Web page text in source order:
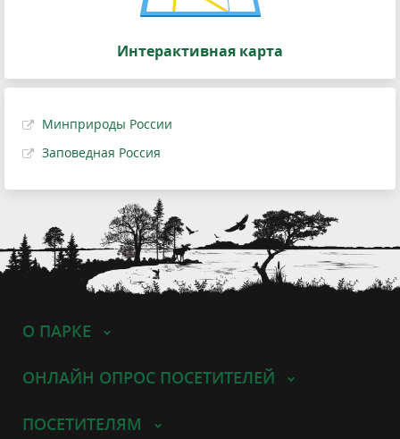
Интерактивная карта
Минприроды России
Заповедная Россия
О ПАРКЕ
ОНЛАЙН ОПРОС ПОСЕТИТЕЛЕЙ
ПОСЕТИТЕЛЯМ